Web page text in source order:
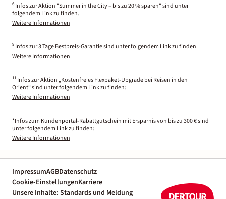
6 Infos zur Aktion "Summer in the City – bis zu 20 % sparen" sind unter
folgendem Link zu finden.
Weitere Informationen
9 Infos zur 3 Tage Bestpreis-Garantie sind unter folgendem Link zu finden.
Weitere Informationen
11 Infos zur Aktion „Kostenfreies Flexpaket-Upgrade bei Reisen in den
Orient“ sind unter folgendem Link zu finden:
Weitere Informationen
*Infos zum Kundenportal-Rabattgutschein mit Ersparnis von bis zu 300 € sind
unter folgendem Link zu finden:
Weitere Informationen
ImpressumAGBDatenschutz
Cookie-EinstellungenKarriere
Unsere Inhalte: Standards und Meldung